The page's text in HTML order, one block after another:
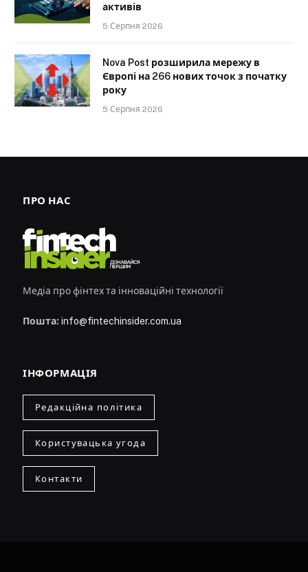
активів
5 Серпня 2026
Nova Post розширила мережу в
Європі на 266 нових точок з початку
року
5 Серпня 2026
ПРО НАС
Медіа про фінтех та інноваційні технології
Пошта: info@fintechinsider.com.ua
ІНФОРМАЦІЯ
Редакційна політика
Користувацька угода
Контакти